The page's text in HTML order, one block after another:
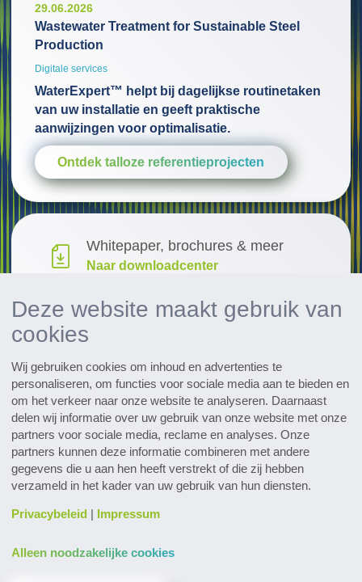
Deze website maakt gebruik van
cookies
Wij gebruiken cookies om inhoud en advertenties te
personaliseren, om functies voor sociale media aan te bieden en
om het verkeer naar onze website te analyseren. Daarnaast
delen wij informatie over uw gebruik van onze website met onze
partners voor sociale media, reclame en analyses. Onze
partners kunnen deze informatie combineren met andere
gegevens die u aan hen heeft verstrekt of die zij hebben
verzameld in het kader van uw gebruik van hun diensten.
Privacybeleid | Impressum
Alleen noodzakelijke cookies
29.06.2026
Wastewater Treatment for Sustainable Steel
Production
Digitale services
WaterExpert™ helpt bij dagelijkse routinetaken
van uw installatie en geeft praktische
aanwijzingen voor optimalisatie.
Ontdek talloze referentieprojecten
Whitepaper, brochures & meer
Naar downloadcenter
Research & Development
Ontdek innovaties
Alle evenementen in een oogopslag
Naar de data
Subscribe to the pharmaceutical
newsletter